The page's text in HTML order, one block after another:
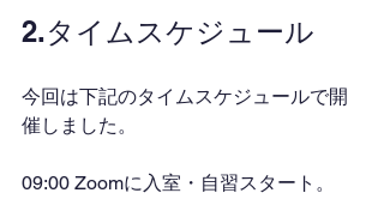
2.タイムスケジュール
今回は下記のタイムスケジュールで開
催しました。
09:00 Zoomに入室・自習スタート。